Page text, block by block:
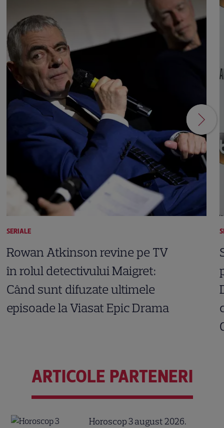
SERIALE
Rowan Atkinson revine pe TV
în rolul detectivului Maigret:
Când sunt difuzate ultimele
episoade la Viasat Epic Drama
ARTICOLE PARTENERI
Horoscop 3 august 2026.